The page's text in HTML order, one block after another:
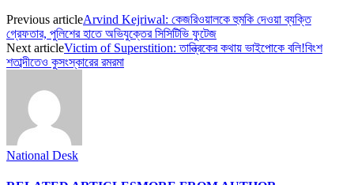
Previous articleArvind Kejriwal: কেজরিওয়ালকে হুমকি দেওয়া ব্যক্তি
গ্রেফতার, পুলিশের হাতে অভিযুক্তের সিসিটিভি ফুটেজ
Next articleVictim of Superstition: তান্ত্রিকের কথায় ভাইপোকে বলি!বিংশ
শতাব্দীতেও কুসংস্কারের রমরমা
National Desk